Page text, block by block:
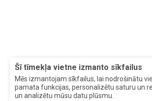
Šī tīmekļa vietne izmanto sīkfailus
Mēs izmantojam sīkfailus, lai nodrošinātu
pamata funkcijas, personalizētu saturu un
un analizētu mūsu datu plūsmu.